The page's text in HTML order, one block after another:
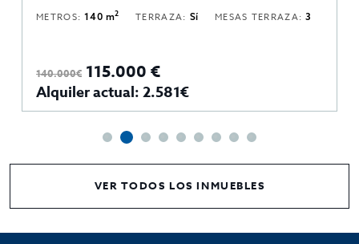
METROS:140 m2 TERRAZA: Sí MESAS TERRAZA:3
140.000€ 115.000 €
Alquiler actual: 2.581€
VER TODOS LOS INMUEBLES